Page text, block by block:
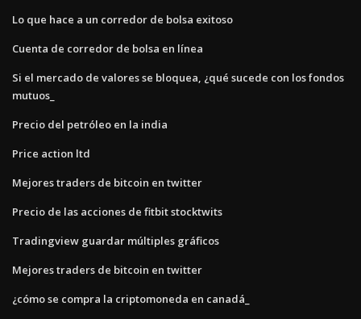
Lo que hace a un corredor de bolsa exitoso
Cuenta de corredor de bolsa en línea
Si el mercado de valores se bloquea, ¿qué sucede con los fondos
mutuos_
Precio del petróleo en la india
Price action ltd
Mejores traders de bitcoin en twitter
Precio de las acciones de fitbit stocktwits
Tradingview guardar múltiples gráficos
Mejores traders de bitcoin en twitter
¿cómo se compra la criptomoneda en canadá_